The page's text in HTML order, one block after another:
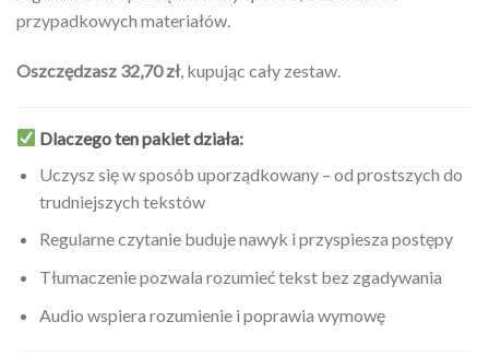
przypadkowych materiałów.
Oszczędzasz 32,70 zł, kupując cały zestaw.
Dlaczego ten pakiet działa:
Uczysz się w sposób uporządkowany – od prostszych do
trudniejszych tekstów
Regularne czytanie buduje nawyk i przyspiesza postępy
Tłumaczenie pozwala rozumieć tekst bez zgadywania
Audio wspiera rozumienie i poprawia wymowę